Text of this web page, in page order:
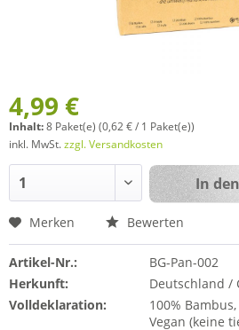
4,99 €
Inhalt:8 Paket(e) (0,62 € / 1 Paket(e))
inkl. MwSt.zzgl. Versandkosten
In den
Merken Bewerten
Artikel-Nr.:
BG-Pan-002
Herkunft:
Deutschland /
Volldeklaration:
100%
Vegan (keine